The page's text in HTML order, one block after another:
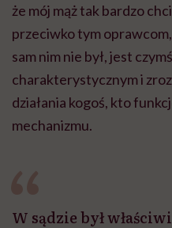
że mój mąż tak bardzo
przeciwko tym
sam nim nie był, jest
charakterystycznym i
działania kogoś, kto
mechanizmu.
W sądzie był